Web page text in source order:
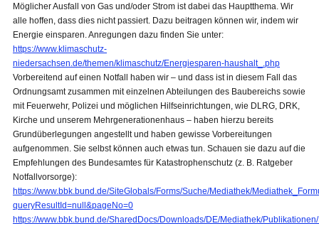
Möglicher Ausfall von Gas und/oder Strom ist dabei das Hauptthema. Wir
alle hoffen, dass dies nicht passiert. Dazu beitragen können wir, indem wir
Energie einsparen. Anregungen dazu finden Sie unter:
https://www.klimaschutz-
niedersachsen.de/themen/klimaschutz/Energiesparen-haushalt_.php
Vorbereitend auf einen Notfall haben wir – und dass ist in diesem Fall das
Ordnungsamt zusammen mit einzelnen Abteilungen des Baubereichs sowie
mit Feuerwehr, Polizei und möglichen Hilfseinrichtungen, wie DLRG, DRK,
Kirche und unserem Mehrgenerationenhaus – haben hierzu bereits
Grundüberlegungen angestellt und haben gewisse Vorbereitungen
aufgenommen. Sie selbst können auch etwas tun. Schauen sie dazu auf die
Empfehlungen des Bundesamtes für Katastrophenschutz (z. B. Ratgeber
Notfallvorsorge):
https://www.bbk.bund.de/SiteGlobals/Forms/Suche/Mediathek/
queryResultId=null&pageNo=0
https://www.bbk.bund.de/SharedDocs/Downloads/DE/Mediathek/